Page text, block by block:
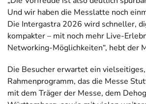
Und wir haben die Messlatte noch
Die Intergastra 2026 wird schneller,
kompakter – mit noch mehr Live-
Networking-Möglichkeiten“, hebt der
Die Besucher erwartet ein
Rahmenprogramm, das die Messe
mit dem Träger der Messe, dem